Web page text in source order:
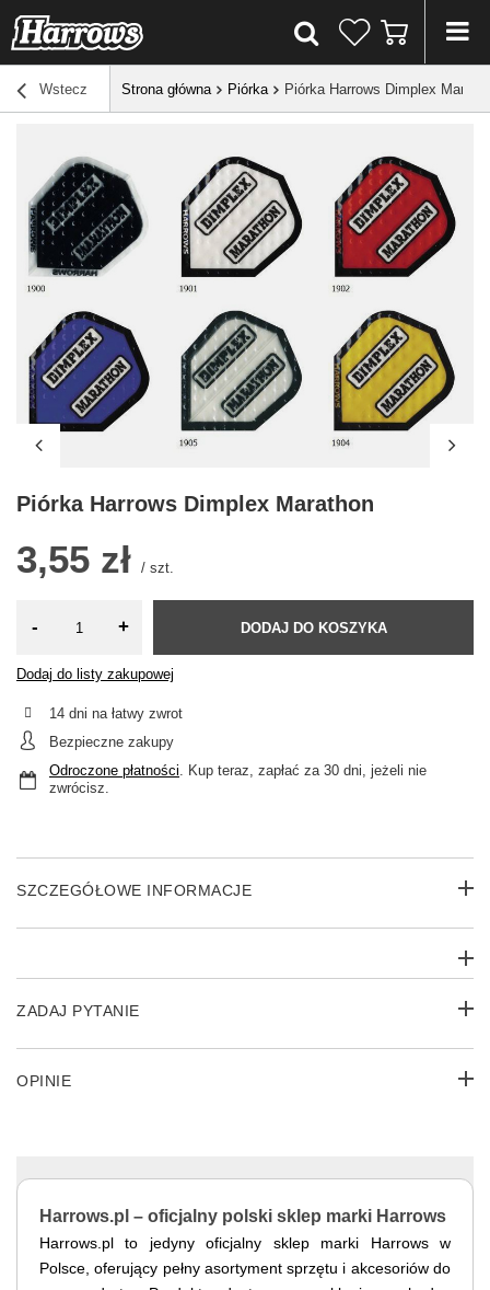
Wstecz Strona główna Piórka Piórka Harrows Dimplex
Piórka Harrows Dimplex Marathon
3,55 zł / szt.
- + DODAJ DO KOSZYKA
Dodaj do listy zakupowej
14 dni na łatwy zwrot
Bezpieczne zakupy
Odroczone płatności. Kup teraz, zapłać za 30 dni, jeżeli nie
zwrócisz.
SZCZEGÓŁOWE INFORMACJE
ZADAJ PYTANIE
OPINIE
Harrows.pl – oficjalny polski sklep marki Harrows
Harrows.pl to jedyny oficjalny sklep marki Harrows w
Polsce, oferujący pełny asortyment sprzętu i akcesoriów do